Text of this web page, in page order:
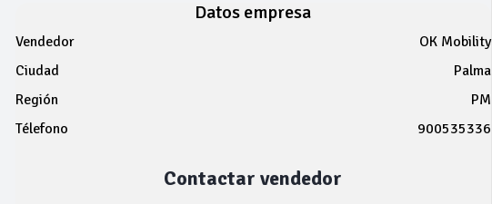
Datos empresa
Vendedor
OK Mobility
Ciudad
Palma
Región
PM
Télefono
900535336
Contactar vendedor